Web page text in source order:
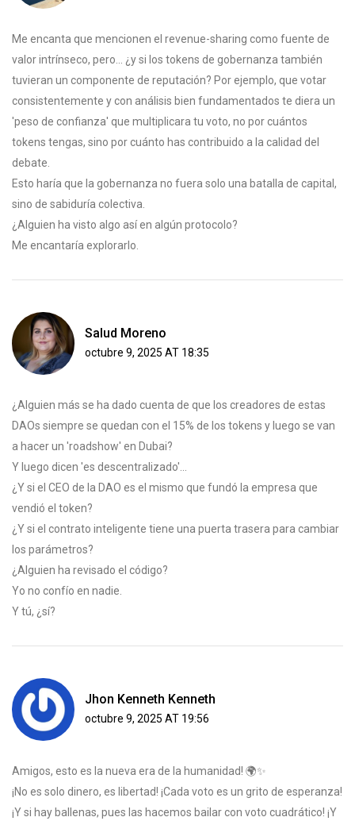
Me encanta que mencionen el revenue-sharing como fuente de
valor intrínseco, pero... ¿y si los tokens de gobernanza también
tuvieran un componente de reputación? Por ejemplo, que votar
consistentemente y con análisis bien fundamentados te diera un
'peso de confianza' que multiplicara tu voto, no por cuántos
tokens tengas, sino por cuánto has contribuido a la calidad del
debate.
Esto haría que la gobernanza no fuera solo una batalla de capital,
sino de sabiduría colectiva.
¿Alguien ha visto algo así en algún protocolo?
Me encantaría explorarlo.
Salud Moreno
octubre 9, 2025 AT 18:35
¿Alguien más se ha dado cuenta de que los creadores de estas
DAOs siempre se quedan con el 15% de los tokens y luego se van
a hacer un 'roadshow' en Dubai?
Y luego dicen 'es descentralizado'...
¿Y si el CEO de la DAO es el mismo que fundó la empresa que
vendió el token?
¿Y si el contrato inteligente tiene una puerta trasera para cambiar
los parámetros?
¿Alguien ha revisado el código?
Yo no confío en nadie.
Y tú, ¿sí?
Jhon Kenneth Kenneth
octubre 9, 2025 AT 19:56
Amigos, esto es la nueva era de la humanidad! 🌍✨
¡No es solo dinero, es libertad! ¡Cada voto es un grito de esperanza!
¡Y si hay ballenas, pues las hacemos bailar con voto cuadrático! ¡Y